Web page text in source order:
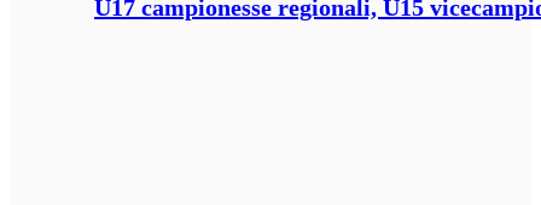
U17 campionesse regionali, U15